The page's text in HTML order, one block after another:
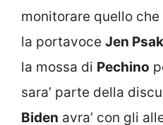
monitorare quello
la portavoce Jen
la mossa di Pechino
sara’ parte della
Biden avra’ con gli